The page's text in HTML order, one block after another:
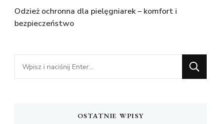
Odzież ochronna dla pielęgniarek – komfort i
bezpieczeństwo
Szukasz
czegoś?
OSTATNIE WPISY